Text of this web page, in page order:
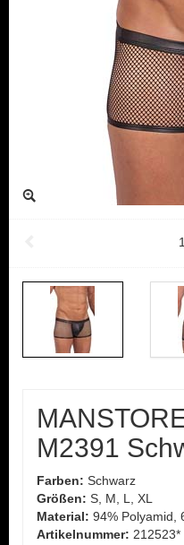
1
M2391
Farben: Schwarz
Größen: S, M, L, XL
Material: 94% Polyamid,
Artikelnummer: 212523*